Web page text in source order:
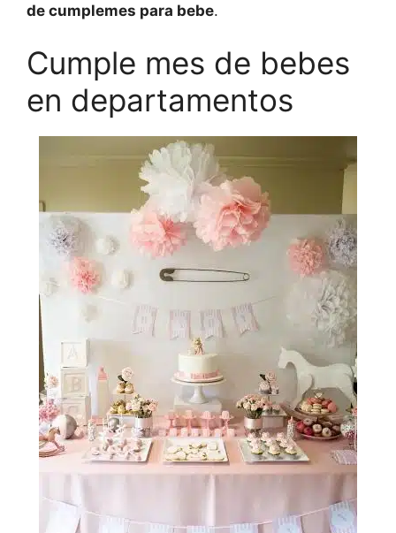
de cumplemes para bebe.
Cumple mes de bebes
en departamentos